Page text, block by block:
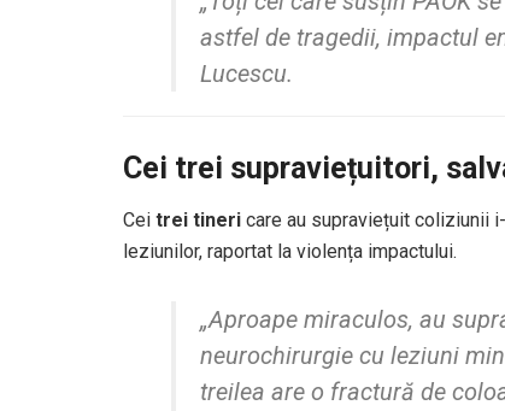
astfel de tragedii, impactul
Lucescu.
Cei trei supraviețuitori,
Cei trei tineri care au supraviețuit coliziunii
leziunilor, raportat la violența impactului.
„Aproape miraculos, au
neurochirurgie cu leziuni
treilea are o fractură de